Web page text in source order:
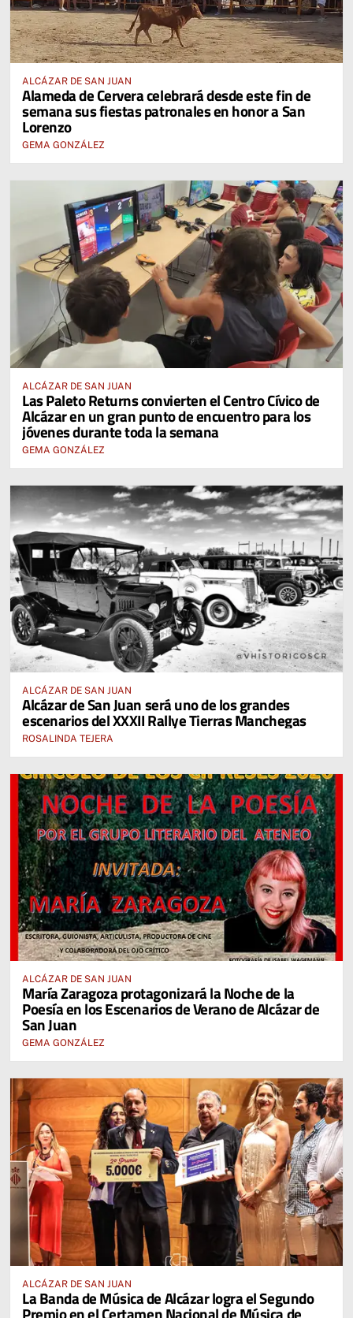
ALCÁZAR DE SAN JUAN
Alameda de Cervera celebrará desde este fin de
semana sus fiestas patronales en honor a San
Lorenzo
GEMA GONZÁLEZ
ALCÁZAR DE SAN JUAN
Las Paleto Returns convierten el Centro Cívico de
Alcázar en un gran punto de encuentro para los
jóvenes durante toda la semana
GEMA GONZÁLEZ
ALCÁZAR DE SAN JUAN
Alcázar de San Juan será uno de los grandes
escenarios del XXXII Rallye Tierras Manchegas
ROSALINDA TEJERA
ALCÁZAR DE SAN JUAN
María Zaragoza protagonizará la Noche de la
Poesía en los Escenarios de Verano de Alcázar de
San Juan
GEMA GONZÁLEZ
ALCÁZAR DE SAN JUAN
La Banda de Música de Alcázar logra el Segundo
Premio en el Certamen Nacional de Música de